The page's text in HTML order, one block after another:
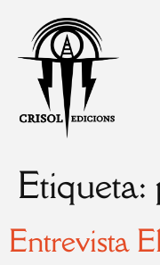
Etiqueta:
Entrevista